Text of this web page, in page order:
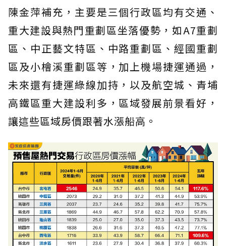
陳金萍補充，主要是三個行政區均有交通、
重大建設與熱門重劃區坐落優勢，如A7重劃
區、中正藝文特區、中路重劃區、經國重劃
區及小檜溪重劃區等，加上機場捷運通過，
未來還有捷運綠線加持，以及航空城、青埔
高鐵區重大建設利多，區域發展前景看好，
讓這些區域房價跟著水漲船高。